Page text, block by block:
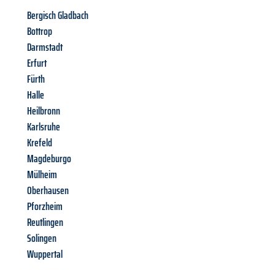
Bergisch Gladbach
Bottrop
Darmstadt
Erfurt
Fürth
Halle
Heilbronn
Karlsruhe
Krefeld
Magdeburgo
Mülheim
Oberhausen
Pforzheim
Reutlingen
Solingen
Wuppertal